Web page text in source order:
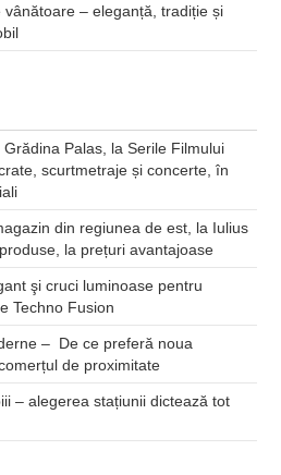
vânătoare – eleganță, tradiție și
Palas, la Serile Filmului
scurtmetraje și concerte, în
din regiunea de est, la Iulius
la prețuri avantajoase
şi cruci luminoase pentru
Techno Fusion
– De ce preferă noua
de proximitate
– alegerea stațiunii dictează tot